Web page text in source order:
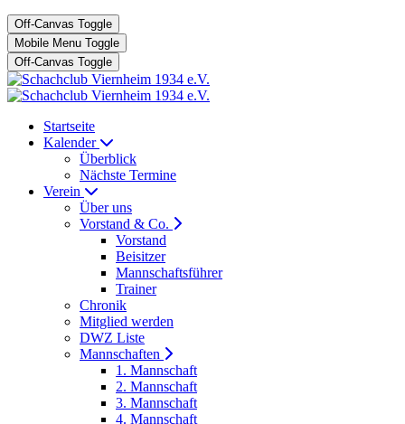
Off-Canvas Toggle
Mobile Menu Toggle
Off-Canvas Toggle
Startseite
Kalender
Überblick
Nächste Termine
Verein
Über uns
Vorstand & Co.
Vorstand
Beisitzer
Mannschaftsführer
Trainer
Chronik
Mitglied werden
DWZ Liste
Mannschaften
1. Mannschaft
2. Mannschaft
3. Mannschaft
4. Mannschaft